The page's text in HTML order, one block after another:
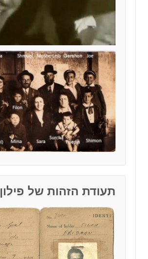
תעודת הזהות של פילון